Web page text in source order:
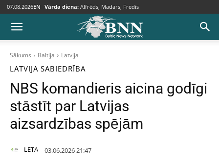
07.08.2026EN Vārda diena: Alfrēds, Madars, Fredis
Sākums Baltija Latvija
LATVIJA SABIEDRĪBA
NBS komandieris aicina godīgi
stāstīt par Latvijas
aizsardzības spējām
LETA 03.06.2026 21:47